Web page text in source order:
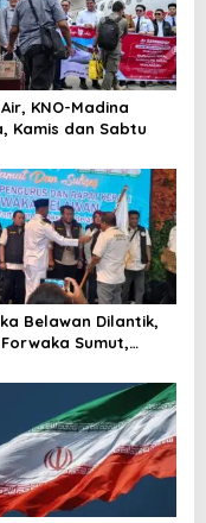
KNO-Madina
Kamis dan Sabtu
Belawan Dilantik,
Sumut,
Wartawan
Hukum Kejari